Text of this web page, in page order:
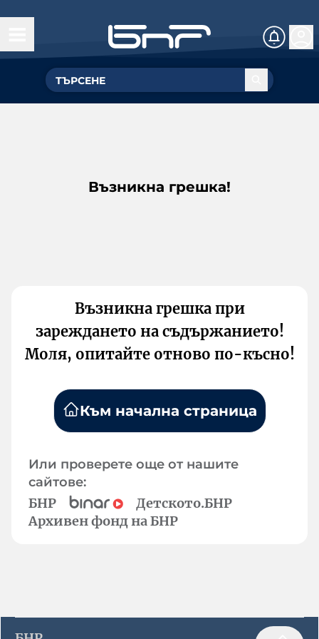
Възникна грешка!
Възникна грешка при
зареждането на съдържанието!
Моля, опитайте отново по-късно!
Към начална страница
Или проверете още от нашите
сайтове:
БНР
Детското.БНР
Архивен фонд на БНР